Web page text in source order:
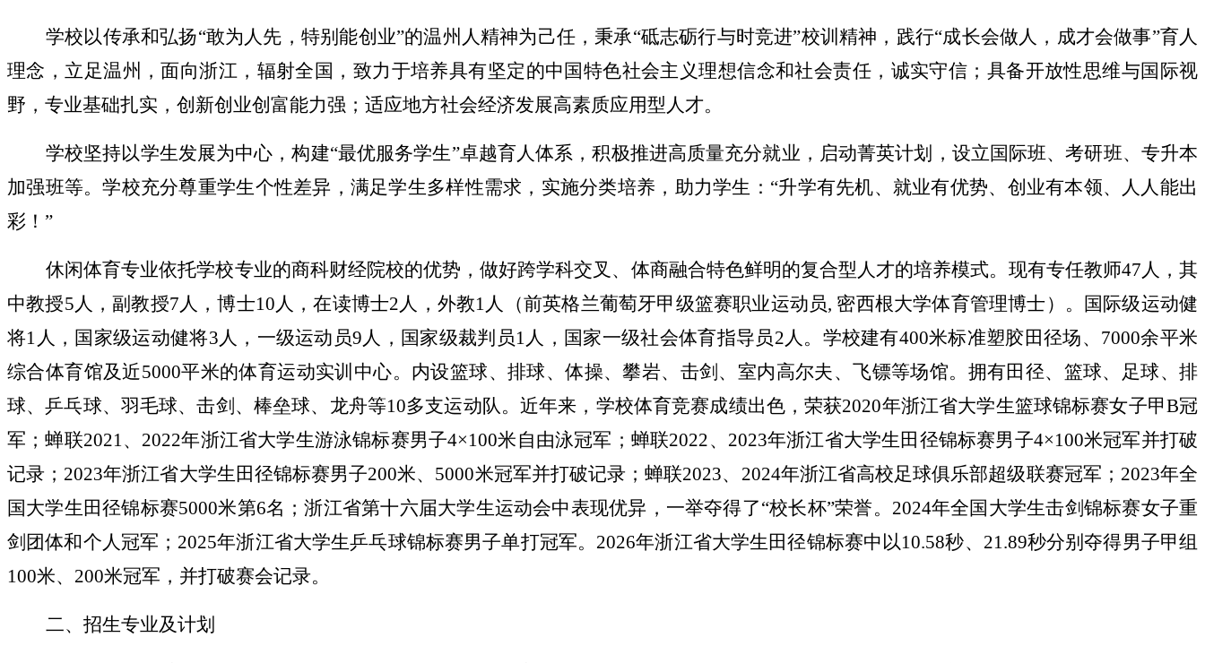
学校以传承和弘扬“敢为人先，特别能创业”的温州人精神为己任，秉承“砥志砺行与时竞进”校训精神，践行“成长会做人，成才会做事”育人
理念，立足温州，面向浙江，辐射全国，致力于培养具有坚定的中国特色社会主义理想信念和社会责任，诚实守信；具备开放性思维与国际视
野，专业基础扎实，创新创业创富能力强；适应地方社会经济发展高素质应用型人才。
学校坚持以学生发展为中心，构建“最优服务学生”卓越育人体系，积极推进高质量充分就业，启动菁英计划，设立国际班、考研班、专升本
加强班等。学校充分尊重学生个性差异，满足学生多样性需求，实施分类培养，助力学生：“升学有先机、就业有优势、创业有本领、人人能出
彩！”
休闲体育专业依托学校专业的商科财经院校的优势，做好跨学科交叉、体商融合特色鲜明的复合型人才的培养模式。现有专任教师47人，其
中教授5人，副教授7人，博士10人，在读博士2人，外教1人（前英格兰葡萄牙甲级篮赛职业运动员, 密西根大学体育管理博士）。国际级运动健
将1人，国家级运动健将3人，一级运动员9人，国家级裁判员1人，国家一级社会体育指导员2人。学校建有400米标准塑胶田径场、7000余平米
综合体育馆及近5000平米的体育运动实训中心。内设篮球、排球、体操、攀岩、击剑、室内高尔夫、飞镖等场馆。拥有田径、篮球、足球、排
球、乒乓球、羽毛球、击剑、棒垒球、龙舟等10多支运动队。近年来，学校体育竞赛成绩出色，荣获2020年浙江省大学生篮球锦标赛女子甲B冠
军；蝉联2021、2022年浙江省大学生游泳锦标赛男子4×100米自由泳冠军；蝉联2022、2023年浙江省大学生田径锦标赛男子4×100米冠军并打破
记录；2023年浙江省大学生田径锦标赛男子200米、5000米冠军并打破记录；蝉联2023、2024年浙江省高校足球俱乐部超级联赛冠军；2023年全
国大学生田径锦标赛5000米第6名；浙江省第十六届大学生运动会中表现优异，一举夺得了“校长杯”荣誉。2024年全国大学生击剑锦标赛女子重
剑团体和个人冠军；2025年浙江省大学生乒乓球锦标赛男子单打冠军。2026年浙江省大学生田径锦标赛中以10.58秒、21.89秒分别夺得男子甲组
100米、200米冠军，并打破赛会记录。
二、招生专业及计划